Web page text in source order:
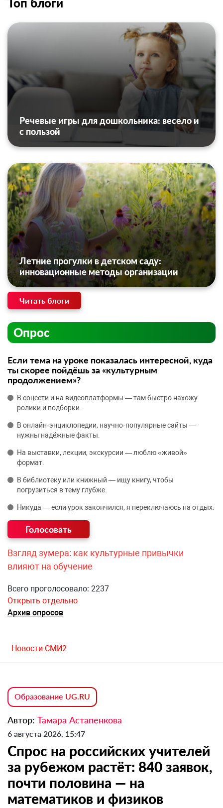
Речевые игры для дошкольника: весело и
с пользой
Летние прогулки в детском саду:
инновационные методы организации
Читать блоги
Опрос
Если тема на уроке показалась интересной, куда
ты скорее пойдёшь за «культурным
продолжением»?
В соцсети и на видеоплатформы — там быстро нахожу
ролики и подборки.
В онлайн‑энциклопедии, научно‑популярные сайты —
нужны надёжные факты.
На выставки, лекции, экскурсии — люблю «живой»
формат.
В библиотеку или книжный — ищу книгу, чтобы
погрузиться в тему глубже.
Никуда — если урок закончился, я переключаюсь на отдых.
Взгляд зумера: как культурные привычки
влияют на обучение
Всего проголосовало: 2237
Открыть отдельно
Архив опросов
Новости СМИ2
Образование UG.RU
Автор: Тамара Астапенкова
6 августа 2026, 15:47
Спрос на российских учителей
за рубежом растёт: 840 заявок,
почти половина — на
математиков и физиков